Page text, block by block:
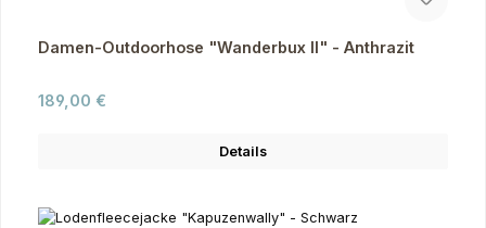
Damen-Outdoorhose "Wanderbux II" - Anthrazit
Regulärer Preis:
189,00 €
Details